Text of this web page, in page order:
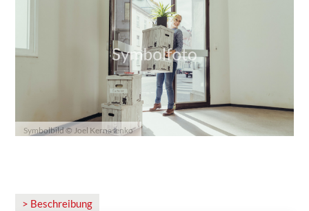
Symbolbild © Joel Kernasenko
> Beschreibung